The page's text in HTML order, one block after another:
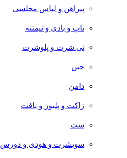
پیراهن و لباس مجلسی
تاپ و بادی و نیمتنه
تی شرت و پلوشرت
جین
دامن
ژاکت و پلیور و بافت
ست
سویشرت و هودی و دورس